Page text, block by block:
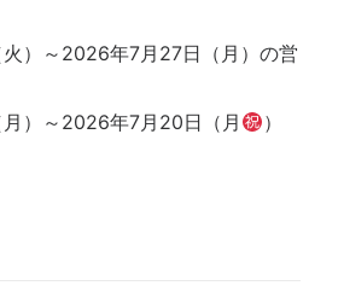
）～2026年7月27日（月）の営
）～2026年7月20日（月
）